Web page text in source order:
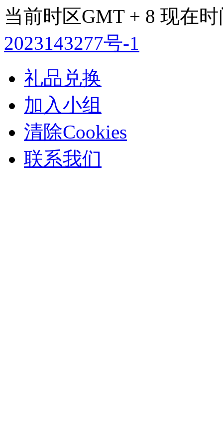
当前时区GMT + 8 现在
2023143277号-1
礼品兑换
加入小组
清除Cookies
联系我们